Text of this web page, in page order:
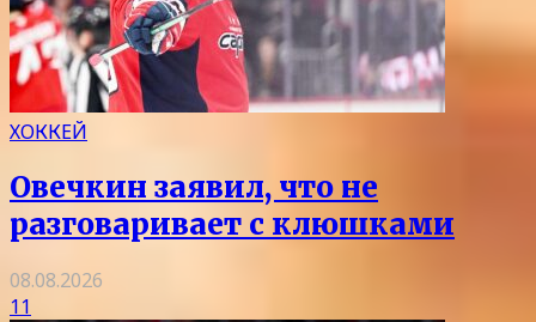
ХОККЕЙ
Овечкин заявил, что не
разговаривает с клюшками
08.08.2026
11